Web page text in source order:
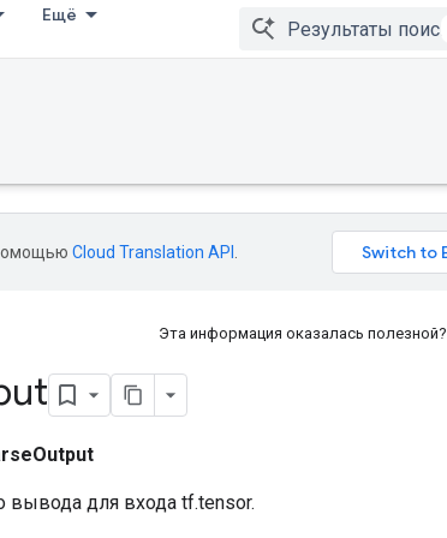
Ещё
Cloud Translation API
Эта информация оказалась полезной?
вывода для входа tf.tensor.